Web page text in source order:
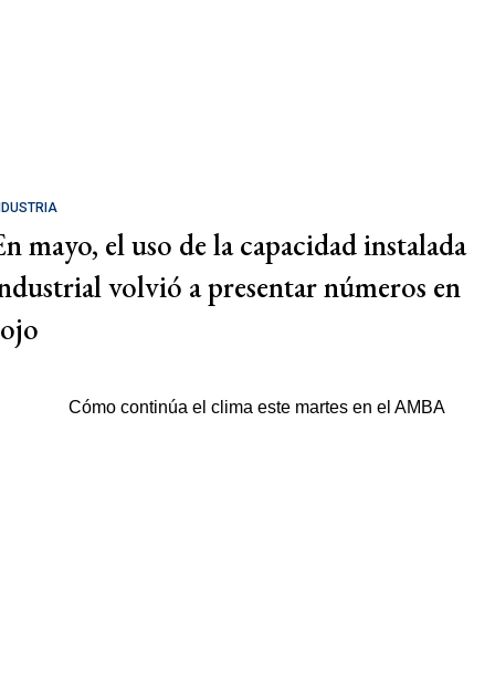
mayo, el uso de la capacidad instalada
volvió a presentar números en